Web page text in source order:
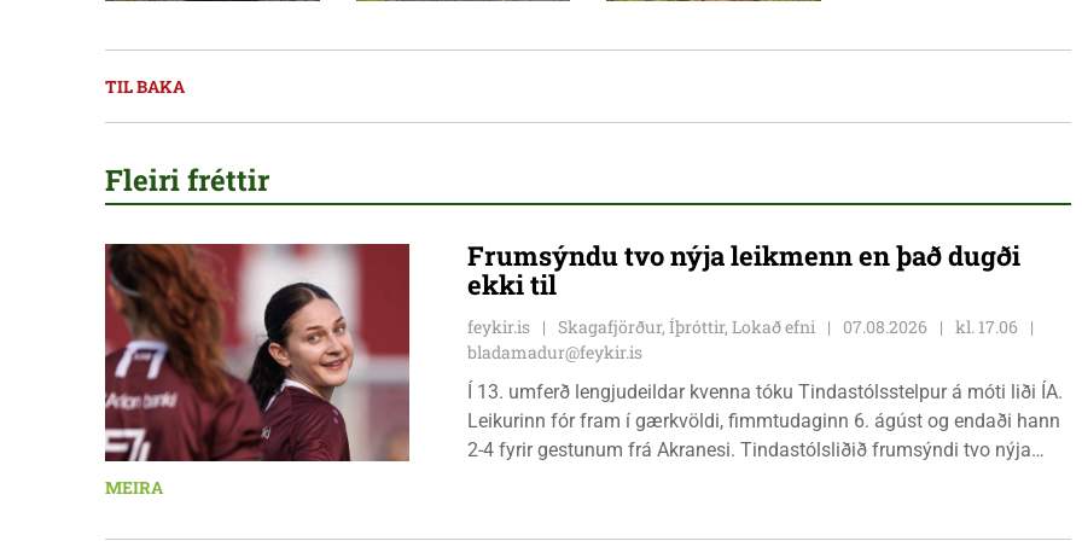
TIL BAKA
Fleiri fréttir
Frumsýndu tvo nýja leikmenn en það dugði
ekki til
feykir.is Skagafjörður, Íþróttir, Lokað efni 07.08.2026
kl. 17.06
bladamadur@feykir.is
Í 13. umferð lengjudeildar kvenna tóku Tindastólsstelpur á móti liði ÍA.
Leikurinn fór fram í gærkvöldi, fimmtudaginn 6. ágúst og endaði hann
2-4 fyrir gestunum frá Akranesi. Tindastólsliðið frumsýndi tvo nýja
MEIRA